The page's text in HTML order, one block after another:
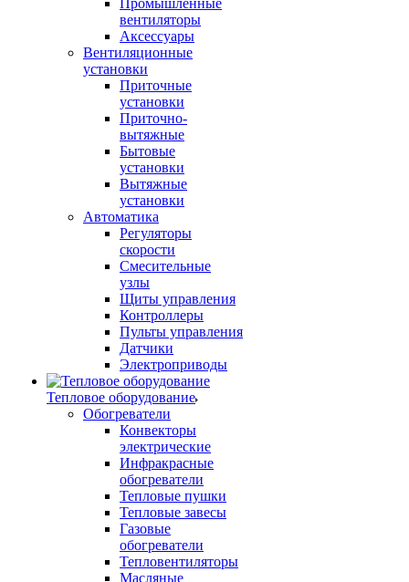
Промышленные
вентиляторы
Аксессуары
Вентиляционные
установки
Приточные
установки
Приточно-
вытяжные
Бытовые
установки
Вытяжные
установки
Автоматика
Регуляторы
скорости
Смесительные
узлы
Щиты управления
Контроллеры
Пульты управления
Датчики
Электроприводы
Тепловое оборудование
Обогреватели
Конвекторы
электрические
Инфракрасные
обогреватели
Тепловые пушки
Тепловые завесы
Газовые
обогреватели
Тепловентиляторы
Масляные